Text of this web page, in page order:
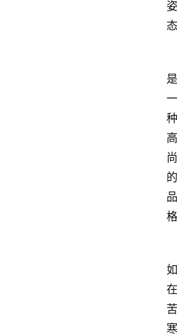
姿
态
是
一
种
高
尚
的
品
格
如
在
苦
寒